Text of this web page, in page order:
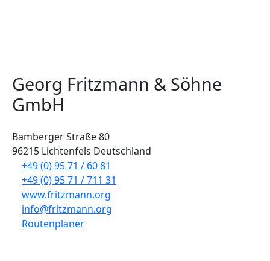
Georg Fritzmann & Söhne
GmbH
Bamberger Straße 80
96215 Lichtenfels Deutschland
+49 (0) 95 71 / 60 81
+49 (0) 95 71 / 711 31
www.fritzmann.org
info@fritzmann.org
Routenplaner